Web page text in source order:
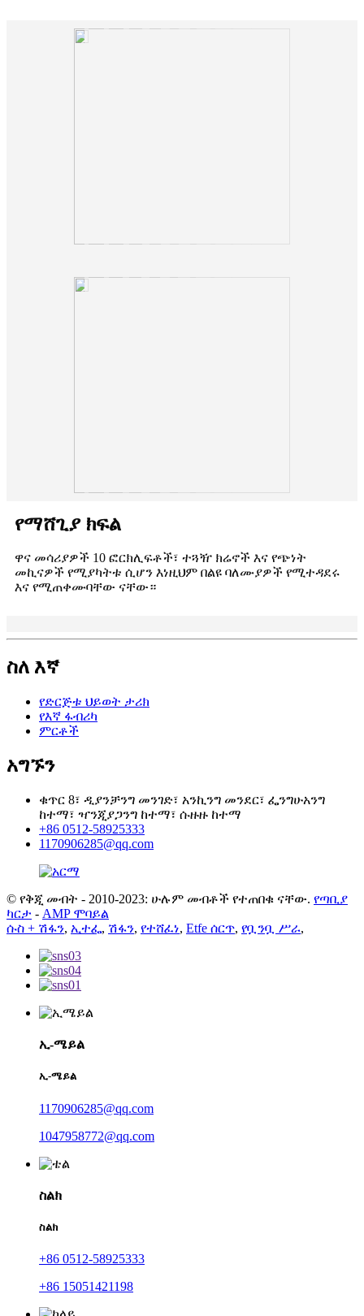
የማሸጊያ ክፍል
ዋና መሳሪያዎች 10 ፎርክሊፍቶች፣ ተጓዥ ክሬኖች እና የጭነት
መኪናዎች የሚያካትቱ ሲሆን እነዚህም በልዩ ባለሙያዎች የሚተዳደሩ
እና የሚጠቀሙባቸው ናቸው።
ስለ እኛ
የድርጅቱ ህይወት ታሪክ
የእኛ ፋብሪካ
ምርቶች
አግኙን
ቁጥር 8፣ ዲያንቻንግ መንገድ፣ አንኪንግ መንደር፣ ፌንግሁአንግ
ከተማ፣ ዣንጂያጋንግ ከተማ፣ ሱዙዙ ከተማ
+86 0512-58925333
1170906285@qq.com
© የቅጂ መብት - 2010-2023: ሁሉም መብቶች የተጠበቁ ናቸው. የጣቢያ
ካርታ - AMP ሞባይል
ሱስ + ሽፋን, ኢተፌ, ሽፋን, የተሸፈነ, Etfe ሰርጥ, የቧንቧ ሥራ,
ኢ-ሜይል
ኢ-ሜይል
1170906285@qq.com
1047958772@qq.com
ስልክ
ስልክ
+86 0512-58925333
+86 15051421198